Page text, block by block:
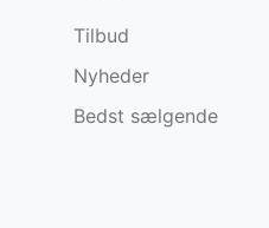
Tilbud
Nyheder
Bedst sælgende